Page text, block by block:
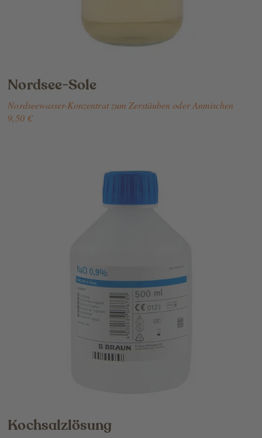
Nordsee-Sole
Nordseewasser-Konzentrat zum Zerstäuben oder Anmischen
9,50 €
Kochsalzlösung